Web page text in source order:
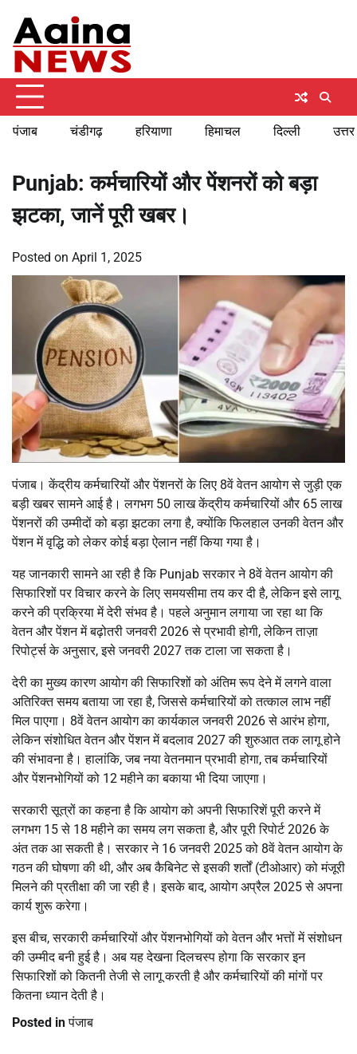
content
पंजाब चंडीगढ़ हरियाणा हिमाचल दिल्ली
Punjab: कर्मचारियों और पेंशनरों को बड़ा
झटका, जानें पूरी खबर।
Posted on April 1, 2025
पंजाब। केंद्रीय कर्मचारियों और पेंशनरों के लिए 8वें वेतन आयोग से जुड़ी एक
बड़ी खबर सामने आई है। लगभग 50 लाख केंद्रीय कर्मचारियों और 65 लाख
पेंशनरों की उम्मीदों को बड़ा झटका लगा है, क्योंकि फिलहाल उनकी वेतन और
पेंशन में वृद्धि को लेकर कोई बड़ा ऐलान नहीं किया गया है।
यह जानकारी सामने आ रही है कि Punjab सरकार ने 8वें वेतन आयोग की
सिफारिशों पर विचार करने के लिए समयसीमा तय कर दी है, लेकिन इसे लागू
करने की प्रक्रिया में देरी संभव है। पहले अनुमान लगाया जा रहा था कि
वेतन और पेंशन में बढ़ोतरी जनवरी 2026 से प्रभावी होगी, लेकिन ताज़ा
रिपोर्ट्स के अनुसार, इसे जनवरी 2027 तक टाला जा सकता है।
देरी का मुख्य कारण आयोग की सिफारिशों को अंतिम रूप देने में लगने वाला
अतिरिक्त समय बताया जा रहा है, जिससे कर्मचारियों को तत्काल लाभ नहीं
मिल पाएगा। 8वें वेतन आयोग का कार्यकाल जनवरी 2026 से आरंभ होगा,
लेकिन संशोधित वेतन और पेंशन में बदलाव 2027 की शुरुआत तक लागू होने
की संभावना है। हालांकि, जब नया वेतनमान प्रभावी होगा, तब कर्मचारियों
और पेंशनभोगियों को 12 महीने का बकाया भी दिया जाएगा।
सरकारी सूत्रों का कहना है कि आयोग को अपनी सिफारिशें पूरी करने में
लगभग 15 से 18 महीने का समय लग सकता है, और पूरी रिपोर्ट 2026 के
अंत तक आ सकती है। सरकार ने 16 जनवरी 2025 को 8वें वेतन आयोग के
गठन की घोषणा की थी, और अब कैबिनेट से इसकी शर्तों (टीओआर) को मंजूरी
मिलने की प्रतीक्षा की जा रही है। इसके बाद, आयोग अप्रैल 2025 से अपना
कार्य शुरू करेगा।
इस बीच, सरकारी कर्मचारियों और पेंशनभोगियों को वेतन और भत्तों में संशोधन
की उम्मीद बनी हुई है। अब यह देखना दिलचस्प होगा कि सरकार इन
सिफारिशों को कितनी तेजी से लागू करती है और कर्मचारियों की मांगों पर
कितना ध्यान देती है।
Posted inपंजाब